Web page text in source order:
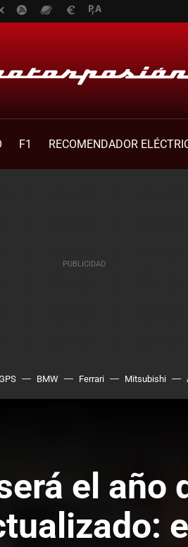
F1
RECOMENDADOR
BMW Ferrari Mitsubishi
el año